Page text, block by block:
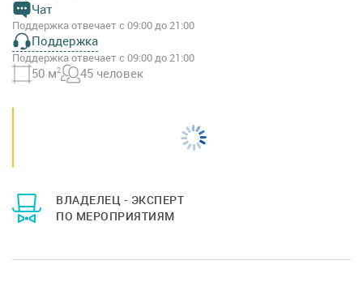
Чат
Поддержка отвечает с 09:00 до 21:00
Поддержка
Поддержка отвечает с 09:00 до 21:00
50 м2 45 человек
ВЛАДЕЛЕЦ - ЭКСПЕРТ
ПО МЕРОПРИЯТИЯМ